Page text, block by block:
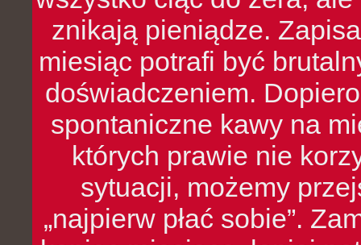
znikają pieniądze.
miesiąc potrafi być
doświadczeniem.
spontaniczne kawy na
których prawie nie
sytuacji, możemy
„najpierw płać sobie”.